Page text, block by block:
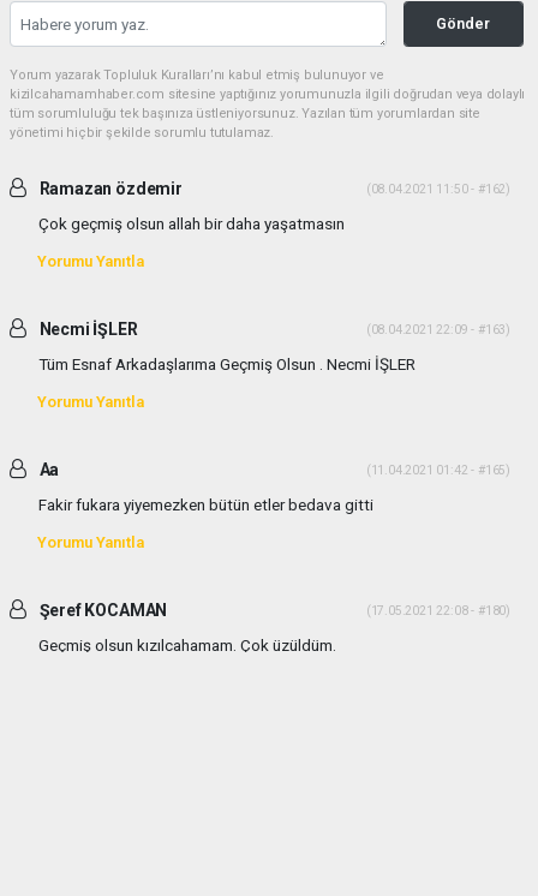
Gönder
Yorum yazarak Topluluk Kuralları’nı kabul etmiş bulunuyor ve
kizilcahamamhaber.com sitesine yaptığınız yorumunuzla ilgili doğrudan veya dolaylı
tüm sorumluluğu tek başınıza üstleniyorsunuz. Yazılan tüm yorumlardan site
yönetimi hiçbir şekilde sorumlu tutulamaz.
Ramazan özdemir (08.04.2021 11:50 - #162)
Çok geçmiş olsun allah bir daha yaşatmasın
Yorumu Yanıtla
Necmi İŞLER (08.04.2021 22:09 - #163)
Tüm Esnaf Arkadaşlarıma Geçmiş Olsun . Necmi İŞLER
Yorumu Yanıtla
Aa (11.04.2021 01:42 - #165)
Fakir fukara yiyemezken bütün etler bedava gitti
Yorumu Yanıtla
Şeref KOCAMAN (17.05.2021 22:08 - #180)
Geçmiş olsun kızılcahamam. Çok üzüldüm.